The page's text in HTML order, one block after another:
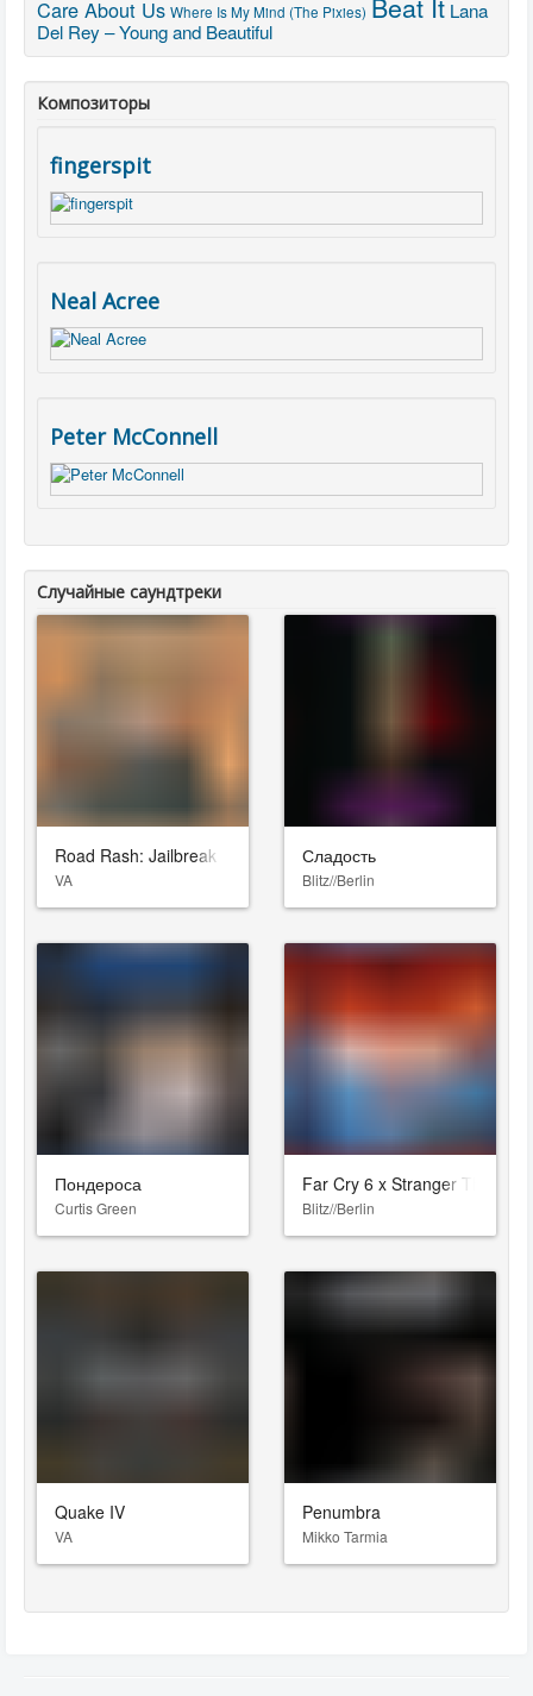
Care About Us Where Is My Mind (The Pixies)
Lana
Del Rey – Young and Beautiful
Композиторы
fingerspit
Neal Acree
Peter McConnell
Случайные саундтреки
Road Rash: Jailbreak
VA
Сладость
Blitz//Berlin
Пондероса
Curtis Green
Far Cry 6 x Stranger Things:
Blitz//Berlin
Quake IV
VA
Penumbra
Mikko Tarmia